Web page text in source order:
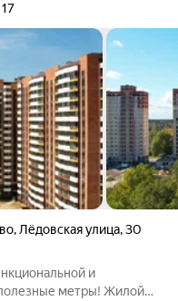
17
, Лёдовская улица,30
метры! Жилой